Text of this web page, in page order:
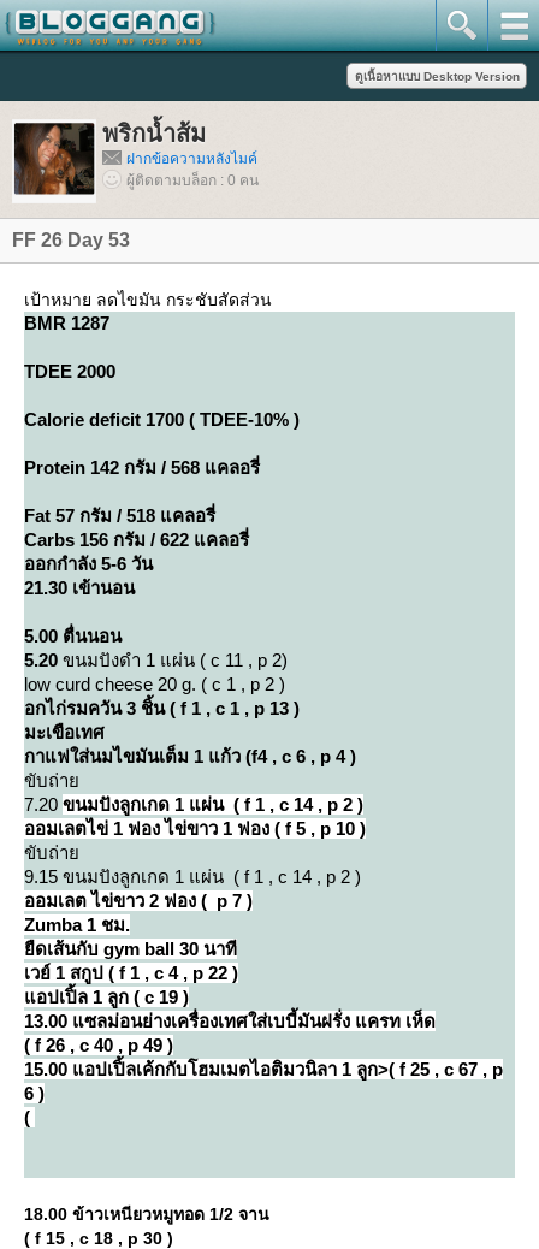
พริกน้ำส้ม
ฝากข้อความหลังไมค์
ผู้ติดตามบล็อก : 0 คน
FF 26 Day 53
เป้าหมาย ลดไขมัน กระชับสัดส่วน
BMR 1287
TDEE 2000
Calorie deficit 1700 ( TDEE-10% )
Protein 142 กรัม / 568 แคลอรี่
Fat 57 กรัม / 518 แคลอรี่
Carbs 156 กรัม / 622 แคลอรี่
ออกกำลัง 5-6 วัน
21.30 เข้านอน
5.00 ตื่นนอน
5.20 ขนมปังดำ 1 แผ่น ( c 11 , p 2)
low curd cheese 20 g. ( c 1 , p 2 )
อกไก่รมควัน 3 ชิ้น ( f 1 , c 1 , p 13 )
มะเขือเทศ
กาแฟใส่นมไขมันเต็ม 1 แก้ว (f4 , c 6 , p 4 )
ขับถ่า
7.20 ขนมปังลูกเกด 1 แผ่น ( f 1 , c 14 , p 2 )
ออมเลตไข่ 1 ฟอง ไข่ขาว 1 ฟอง ( f 5 , p 10 )
ขับถ่า
9.15 ขนมปังลูกเกด 1 แผ่น ( f 1 , c 14 , p 2 )
ออมเลต ไข่ขาว 2 ฟอง ( p 7 )
Zumba 1 ชม.
ืดเส้นกับ gym ball 30 นาที
เวย์ 1 สกูป ( f 1 , c 4 , p 22 )
อปเปิ้ล 1 ลูก ( c 19 )
13.00 ซลม่อนย่างเครื่องเทศใส่เบบี้มันฝรั่ง แครท เห็ด
( f 26 , c 40 , p 49 )
15.00 อปเปิ้ลเค้กกับโฮมเมตไอติมวนิลา 1 ลูก>( f 25 , c 67 , p
6 )
(
18.00 ข้าวเหนียวหมูทอด 1/2 จาน
( f 15 , c 18 , p 30 )